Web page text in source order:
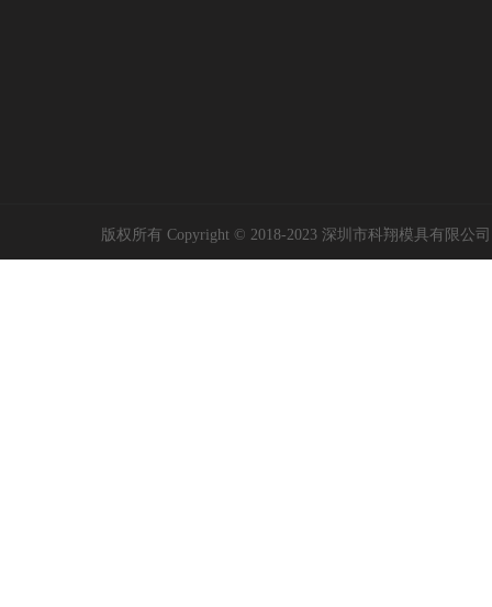
版权所有 Copyright © 2018-2023 深圳市科翔模具有限公